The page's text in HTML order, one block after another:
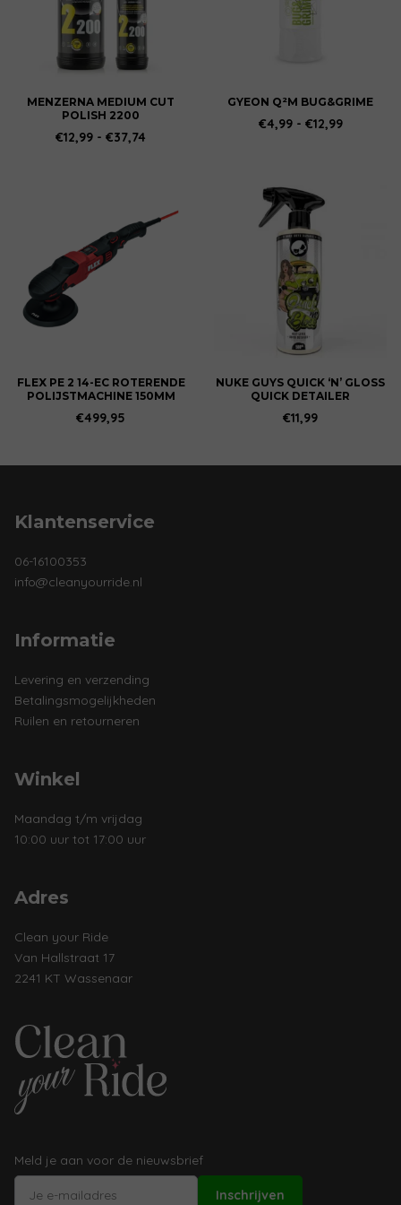
MENZERNA MEDIUM CUT
POLISH 2200
€12,99 - €37,74
Deze
optie
kan
worden
op
de
GYEON Q²M BUG&GRIME
€4,99 - €12,99
Deze
worden
op
FLEX PE 2 14-EC ROTERENDE
POLIJSTMACHINE 150MM
€499,95
NUKE GUYS QUICK ‘N’ GLOSS
QUICK DETAILER
€11,99
Klantenservice
06-16100353
info@cleanyourride.nl
Informatie
Levering en verzending
Betalingsmogelijkheden
Ruilen en retourneren
Winkel
Maandag t/m vrijdag
10:00 uur tot 17:00 uur
Adres
Clean your Ride
Van Hallstraat 17
2241 KT Wassenaar
Meld je aan voor de nieuwsbrief